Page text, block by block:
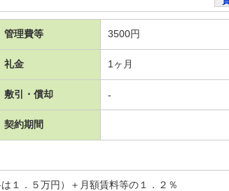
管理費等 3500円
礼金 1ヶ月
敷引・償却 -
契約期間
１．５万円）＋月額賃料等の１．２％